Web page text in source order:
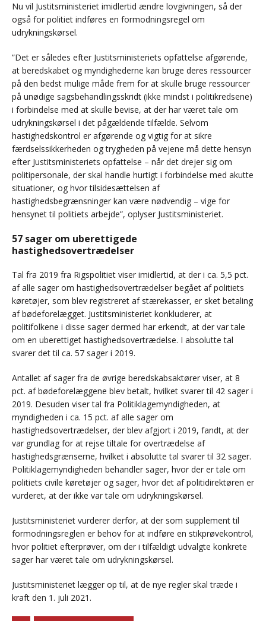
Nu vil Justitsministeriet imidlertid ændre lovgivningen, så der
også for politiet indføres en formodningsregel om
udrykningskørsel.
”Det er således efter Justitsministeriets opfattelse afgørende,
at beredskabet og myndighederne kan bruge deres ressourcer
på den bedst mulige måde frem for at skulle bruge ressourcer
på unødige sagsbehandlingsskridt (ikke mindst i politikredsene)
i forbindelse med at skulle bevise, at der har været tale om
udrykningskørsel i det pågældende tilfælde. Selvom
hastighedskontrol er afgørende og vigtig for at sikre
færdselssikkerheden og trygheden på vejene må dette hensyn
efter Justitsministeriets opfattelse – når det drejer sig om
politipersonale, der skal handle hurtigt i forbindelse med akutte
situationer, og hvor tilsidesættelsen af
hastighedsbegrænsninger kan være nødvendig – vige for
hensynet til politiets arbejde”, oplyser Justitsministeriet.
57 sager om uberettigede
hastighedsovertrædelser
Tal fra 2019 fra Rigspolitiet viser imidlertid, at der i ca. 5,5 pct.
af alle sager om hastighedsovertrædelser begået af politiets
køretøjer, som blev registreret af stærekasser, er sket betaling
af bødeforelægget. Justitsministeriet konkluderer, at
politifolkene i disse sager dermed har erkendt, at der var tale
om en uberettiget hastighedsovertrædelse. I absolutte tal
svarer det til ca. 57 sager i 2019.
Antallet af sager fra de øvrige beredskabsaktører viser, at 8
pct. af bødeforelæggene blev betalt, hvilket svarer til 42 sager i
2019. Desuden viser tal fra Politiklagemyndigheden, at
myndigheden i ca. 15 pct. af alle sager om
hastighedsovertrædelser, der blev afgjort i 2019, fandt, at der
var grundlag for at rejse tiltale for overtrædelse af
hastighedsgrænserne, hvilket i absolutte tal svarer til 32 sager.
Politiklagemyndigheden behandler sager, hvor der er tale om
politiets civile køretøjer og sager, hvor det af politidirektøren er
vurderet, at der ikke var tale om udrykningskørsel.
Justitsministeriet vurderer derfor, at der som supplement til
formodningsreglen er behov for at indføre en stikprøvekontrol,
hvor politiet efterprøver, om der i tilfældigt udvalgte konkrete
sager har været tale om udrykningskørsel.
Justitsministeriet lægger op til, at de nye regler skal træde i
kraft den 1. juli 2021.